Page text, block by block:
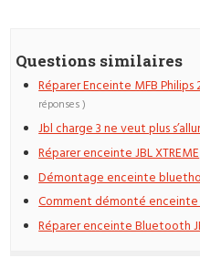
Questions similaires
Réparer Enceinte MFB Philips
réponses )
Jbl charge 3 ne veut plus
Réparer enceinte JBL XTREME
Démontage enceinte
Comment démonté enceinte
Réparer enceinte Bluetooth